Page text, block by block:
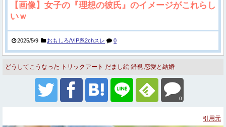
【画像】女子の『理想の彼氏』のイメージがこれらし
いｗ
2025/5/9 おもしろ/VIP系2chスレ 0
どうしてこうなった トリックアート だまし絵 錯視 恋愛と結婚
0
引用元